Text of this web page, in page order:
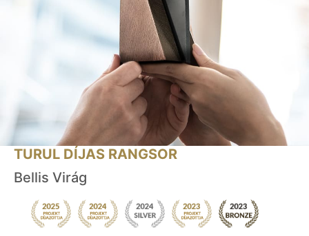
TURUL DÍJAS RANGSOR
Bellis Virág